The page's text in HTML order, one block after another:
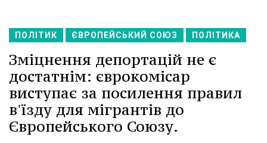
ПОЛІТИК ЄВРОПЕЙСЬКИЙ СОЮЗ ПОЛІТИКА
Зміцнення депортацій не є
достатнім: єврокомісар
виступає за посилення правил
в'їзду для мігрантів до
Європейського Союзу.